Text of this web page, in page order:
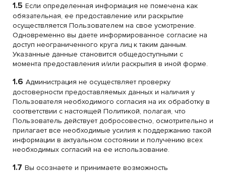
1.5 Если определенная информация не помечена как
обязательная, ее предоставление или раскрытие
осуществляется Пользователем на свое усмотрение.
Одновременно вы даете информированное согласие на
доступ неограниченного круга лиц к таким данным.
Указанные данные становится общедоступными с
момента предоставления и/или раскрытия в иной форме.
1.6 Администрация не осуществляет проверку
достоверности предоставляемых данных и наличия у
Пользователя необходимого согласия на их обработку в
соответствии с настоящей Политикой, полагая, что
Пользователь действует добросовестно, осмотрительно и
прилагает все необходимые усилия к поддержанию такой
информации в актуальном состоянии и получению всех
необходимых согласий на ее использование.
1.7 Вы осознаете и принимаете возможность